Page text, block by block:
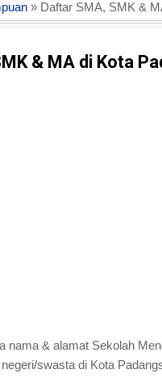
» Daftar SMA, SMK &
& MA di Kota
nama & alamat Sekolah
swasta di Kota